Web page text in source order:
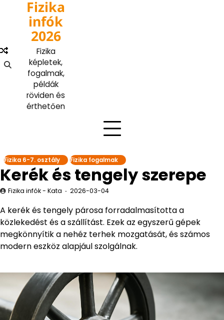
content
Fizika
infók
2026
Fizika
képletek,
fogalmak,
példák
röviden és
érthetően
Fizika 6-7. osztály Fizika fogalmak
Kerék és tengely szerepe
Fizika infók - Kata 2026-03-04
A kerék és tengely párosa forradalmasította a
közlekedést és a szállítást. Ezek az egyszerű gépek
megkönnyítik a nehéz terhek mozgatását, és számos
modern eszköz alapjául szolgálnak.